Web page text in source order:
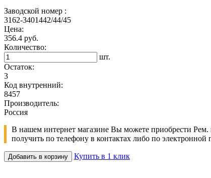
Заводской номер :
3162-3401442/44/45
Цена:
356.4 руб.
Количество:
шт.
Остаток:
3
Код внутренний:
8457
Производитель:
Россия
В нашем интернет магазине Вы можете приобрести
получить по телефону в контактах либо по электронной
Добавить в корзину Купить в 1 клик